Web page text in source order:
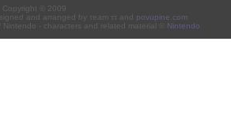
Copyright © 2009
and arranged by τeam ττ and povupine.com
- characters and related material © Nintendo